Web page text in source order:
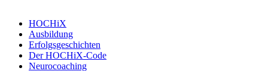
HOCHiX
Ausbildung
Erfolgsgeschichten
Der HOCHiX-Code
Neurocoaching